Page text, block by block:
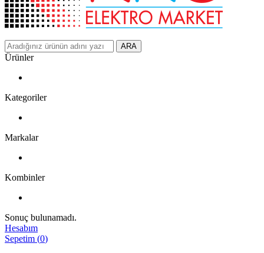
ARA
Ürünler
Kategoriler
Markalar
Kombinler
Sonuç bulunamadı.
Hesabım
Sepetim (0)